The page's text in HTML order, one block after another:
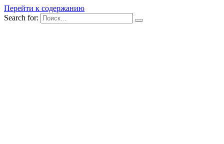
Перейти к содержанию
Search for: